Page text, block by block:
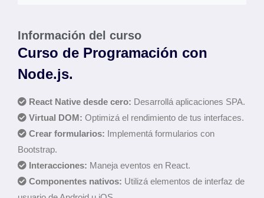
Información del curso
Curso de Programación con
Node.js.
React Native desde cero: Desarrollá aplicaciones SPA.
Virtual DOM: Optimizá el rendimiento de tus interfaces.
Crear formularios: Implementá formularios con
Bootstrap.
Interacciones: Maneja eventos en React.
Componentes nativos: Utilizá elementos de interfaz de